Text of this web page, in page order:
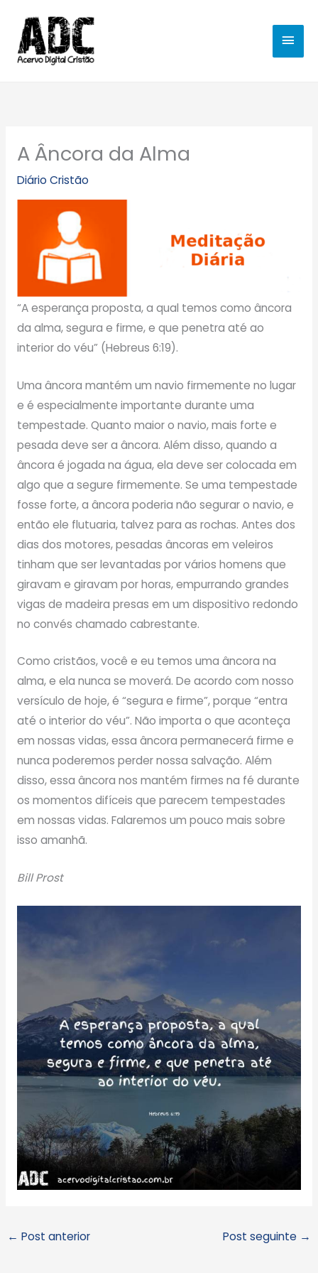
para
conteúdo
A Âncora da Alma
Diário Cristão
“A esperança proposta, a qual temos como âncora
da alma, segura e firme, e que penetra até ao
interior do véu” (Hebreus 6:19).
Uma âncora mantém um navio firmemente no lugar
e é especialmente importante durante uma
tempestade. Quanto maior o navio, mais forte e
pesada deve ser a âncora. Além disso, quando a
âncora é jogada na água, ela deve ser colocada em
algo que a segure firmemente. Se uma tempestade
fosse forte, a âncora poderia não segurar o navio, e
então ele flutuaria, talvez para as rochas. Antes dos
dias dos motores, pesadas âncoras em veleiros
tinham que ser levantadas por vários homens que
giravam e giravam por horas, empurrando grandes
vigas de madeira presas em um dispositivo redondo
no convés chamado cabrestante.
Como cristãos, você e eu temos uma âncora na
alma, e ela nunca se moverá. De acordo com nosso
versículo de hoje, é “segura e firme”, porque “entra
até o interior do véu”. Não importa o que aconteça
em nossas vidas, essa âncora permanecerá firme e
nunca poderemos perder nossa salvação. Além
disso, essa âncora nos mantém firmes na fé durante
os momentos difíceis que parecem tempestades
em nossas vidas. Falaremos um pouco mais sobre
isso amanhã.
Bill Prost
← Post anterior Post seguinte →